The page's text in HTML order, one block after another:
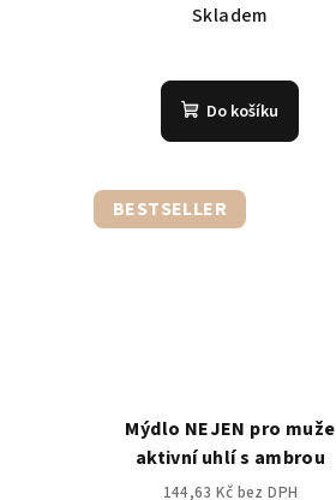
Skladem
hodnocení
produktu
je
5
Do košíku
BESTSELLER
Mýdlo NEJEN pro muže
aktivní uhlí s ambrou
144,63 Kč bez DPH